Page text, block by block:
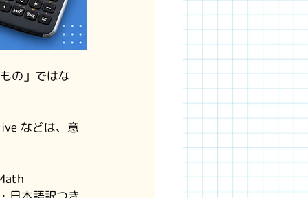
の」ではな
などは、意